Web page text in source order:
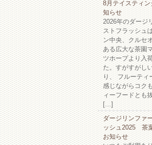
8月テイスティ
知らせ
2026年のダージ
ストフラッシュ
ン中央、クルセ
ある広大な茶園
ツホープより入
た。すがすがし
り、 フルーティ
感じながらコク
ィーフードとも
[…]
ダージリンファ
ッシュ2025 茶
お知らせ